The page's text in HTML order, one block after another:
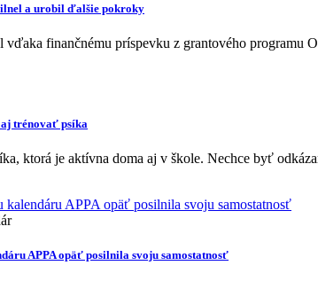
a urobil ďalšie pokroky
vďaka finančnému príspevku z grantového
trénovať psíka
ktorá je aktívna doma aj v škole. Nechce byť
APPA opäť posilnila svoju samostatnosť